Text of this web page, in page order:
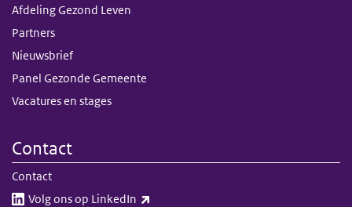
Afdeling Gezond Leven
Partners
Nieuwsbrief
Panel Gezonde Gemeente
Vacatures en stages
Contact
Contact
Volg ons op LinkedIn​​